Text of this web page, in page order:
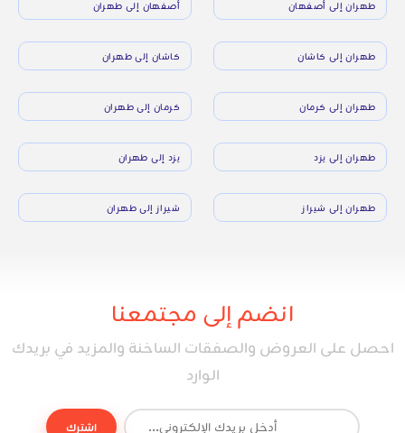
طهران إلى أصفهان أصفهان إلى طهران
طهران إلى كاشان كاشان إلى طهران
طهران إلى كرمان كرمان إلى طهران
طهران إلى يزد يزد إلى طهران
طهران إلى شيراز شيراز إلى طهران
انضم إلى مجتمعنا
احصل على العروض والصفقات الساخنة والمزيد في بريدك
الوارد
اشترك